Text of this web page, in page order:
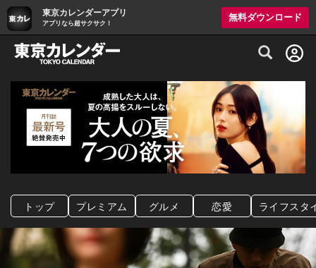
東京カレンダーアプリ
アプリなら超サクサク！
無料ダウンロード
グルメ情報・プレミアムレストラン予約
トップ プレミアム グルメ 恋愛 ライフスタ